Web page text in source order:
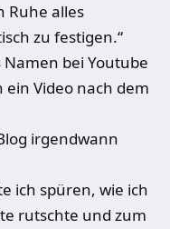
Ruhe alles
zu festigen.“
Namen bei Youtube
Video nach dem
irgendwann
ich spüren, wie ich
rutschte und zum